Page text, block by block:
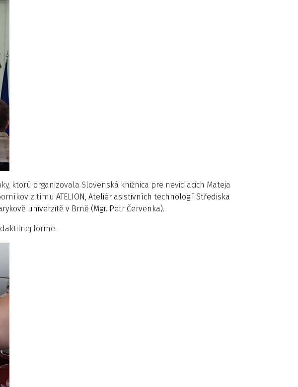
ktorú organizovala Slovenská knižnica pre nevidiacich Mateja
z tímu ATELION, Ateliér asistivních technologií Střediska
univerzitě v Brně (Mgr. Petr Červenka).
forme.